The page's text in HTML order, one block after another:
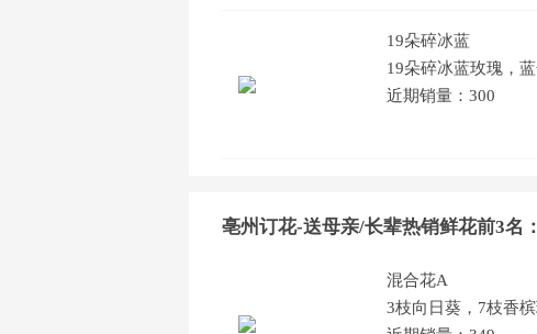
19朵碎冰蓝
19朵碎冰蓝玫瑰，
近期销量：300
亳州订花-送母亲/长辈热销鲜花前3名：
混合花A
3枝向日葵，7枝香